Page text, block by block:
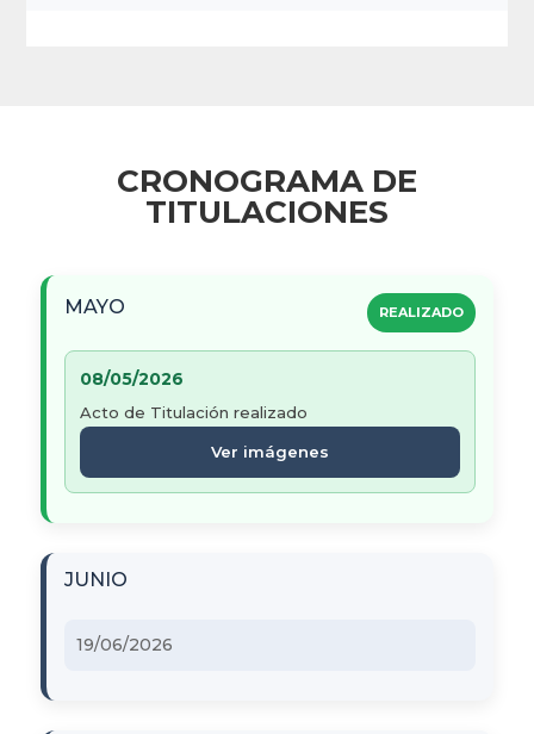
CRONOGRAMA DE
TITULACIONES
MAYO REALIZADO
08/05/2026
Acto de Titulación realizado
Ver imágenes
JUNIO
19/06/2026